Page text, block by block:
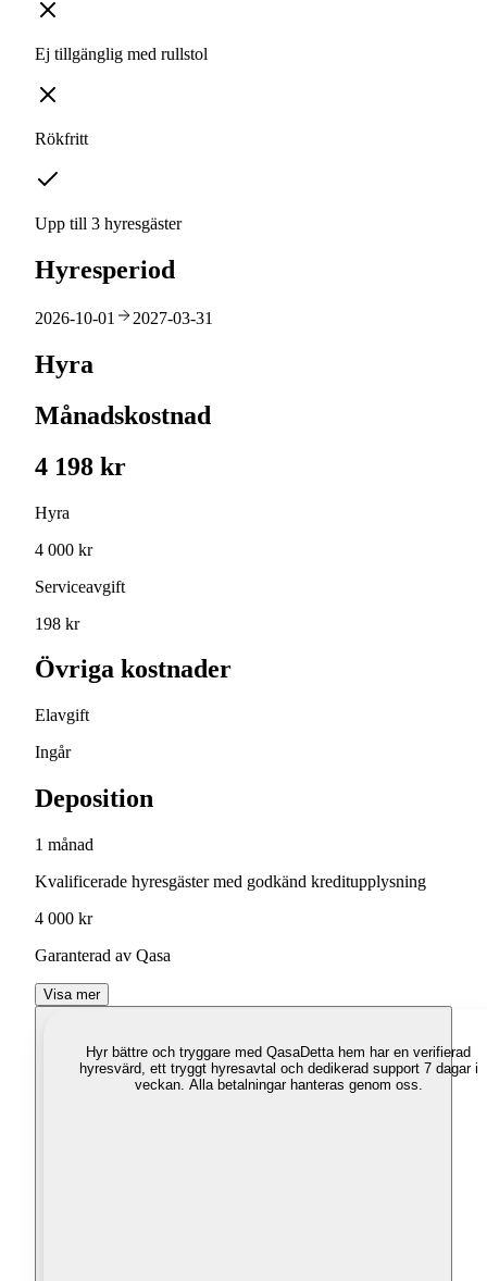
Ej tillgänglig med rullstol
Rökfritt
Upp till 3 hyresgäster
Hyresperiod
2026-10-01 2027-03-31
Hyra
Månadskostnad
4 198 kr
Hyra
4 000 kr
Serviceavgift
198 kr
Övriga kostnader
Elavgift
Ingår
Deposition
1 månad
Kvalificerade hyresgäster med godkänd kreditupplysning
4 000 kr
Garanterad av Qasa
Visa mer
Hyr bättre och tryggare med QasaDetta hem har en verifierad
hyresvärd, ett tryggt hyresavtal och dedikerad support 7 dagar i
veckan. Alla betalningar hanteras genom oss.